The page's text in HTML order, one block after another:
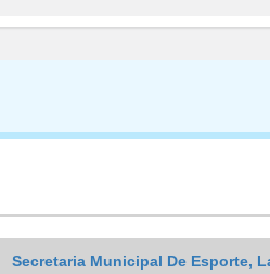
Secretaria Municipal De Esporte,